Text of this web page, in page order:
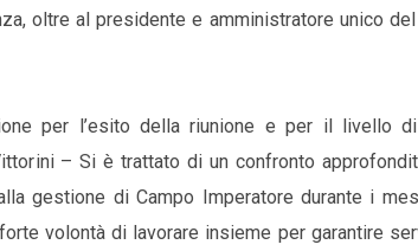
oltre al presidente e amministratore unico
per l’esito della riunione e per il livello
– Si è trattato di un confronto
gestione di Campo Imperatore durante i
volontà di lavorare insieme per garantire